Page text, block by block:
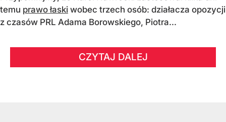
temu prawo łaski wobec trzech osób: działacza opozycji
z czasów PRL Adama Borowskiego, Piotra...
CZYTAJ DALEJ